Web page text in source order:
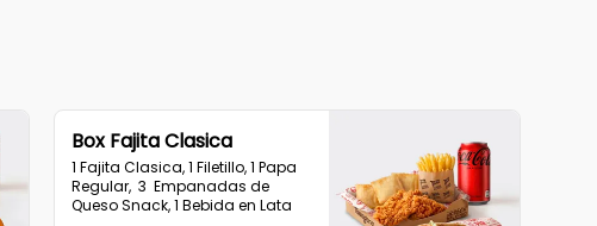
Box Fajita Clasica
1 Fajita Clasica, 1 Filetillo, 1 Papa
Regular,  3  Empanadas de
Queso Snack, 1 Bebida en Lata